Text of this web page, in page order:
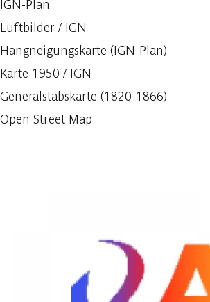
IGN-Plan
Luftbilder / IGN
Hangneigungskarte (IGN-Plan)
Karte 1950 / IGN
Generalstabskarte (1820-1866)
Open Street Map